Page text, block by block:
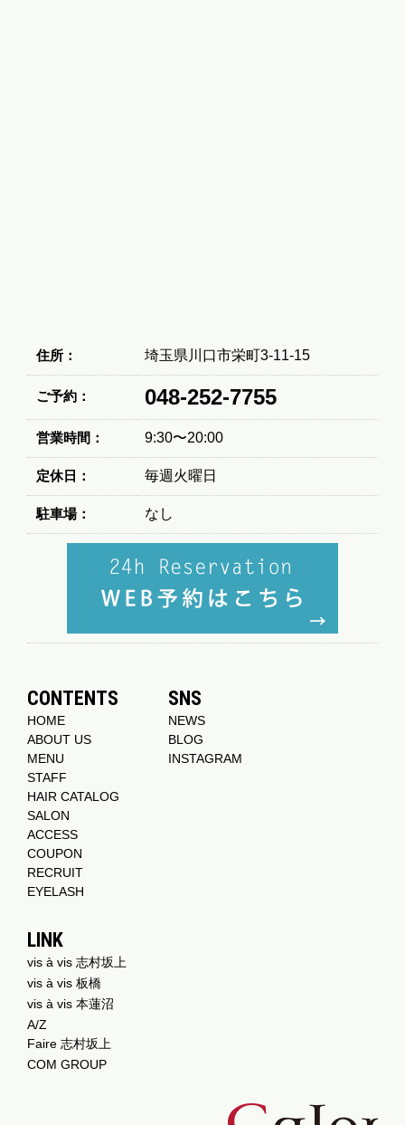
住所： 埼玉県川口市栄町3-11-15
ご予約： 048-252-7755
営業時間： 9:30〜20:00
定休日： 毎週火曜日
駐車場： なし
CONTENTS
HOME
ABOUT US
MENU
STAFF
HAIR CATALOG
SALON
ACCESS
COUPON
RECRUIT
EYELASH
SNS
NEWS
BLOG
INSTAGRAM
LINK
vis à vis 志村坂上
vis à vis 板橋
vis à vis 本蓮沼
A/Z
Faire 志村坂上
COM GROUP